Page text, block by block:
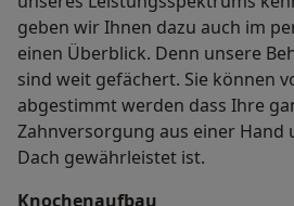
geben wir Ihnen dazu auch im
einen Überblick. Denn unsere
sind weit gefächert. Sie können
abgestimmt werden dass Ihre
Zahnversorgung aus einer Hand
Dach gewährleistet ist.
Knochenaufbau